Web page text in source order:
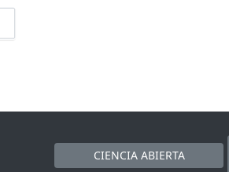
CIENCIA ABIERTA